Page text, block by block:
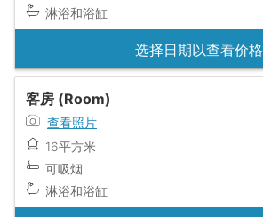
淋浴和浴缸
选择日期以查看价格
客房 (Room)
查看照片
16平方米
可吸烟
淋浴和浴缸